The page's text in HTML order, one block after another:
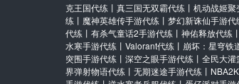
克王国代练 丨 真三国无双霸代练 丨 机动战姬聚
练 丨 魔神英雄传手游代练 丨 梦幻新诛仙手游代
代练 丨 有杀气童话2手游代练 丨 神佑释放代练 丨
水寒手游代练 丨 Valorant代练 丨 崩坏：星穹铁
突围手游代练 丨 深空之眼手游代练 丨 全民大灌
界弹射物语代练 丨 无期迷途手游代练 丨